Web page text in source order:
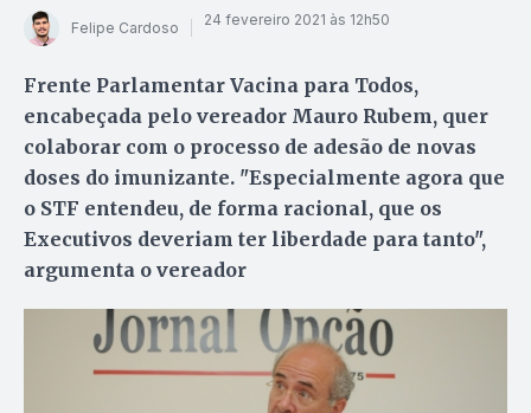
Felipe Cardoso 24 fevereiro 2021 às 12h50
Frente Parlamentar Vacina para Todos,
encabeçada pelo vereador Mauro Rubem, quer
colaborar com o processo de adesão de novas
doses do imunizante. "Especialmente agora que
o STF entendeu, de forma racional, que os
Executivos deveriam ter liberdade para tanto",
argumenta o vereador